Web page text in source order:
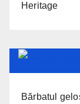
Heritage
Bărbatul